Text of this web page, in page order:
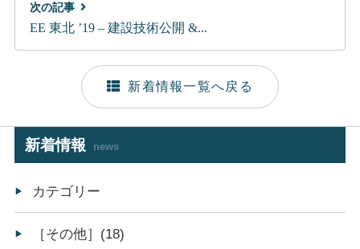
次の記事
EE 東北 ’19 – 建設技術公開 &...
新着情報一覧へ戻る
新着情報 news
カテゴリー
［その他］(18)